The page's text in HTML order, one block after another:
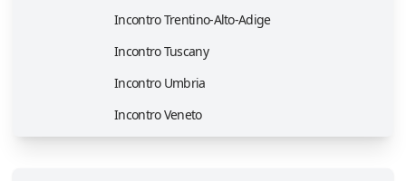
Incontro Trentino-Alto-Adige
Incontro Tuscany
Incontro Umbria
Incontro Veneto